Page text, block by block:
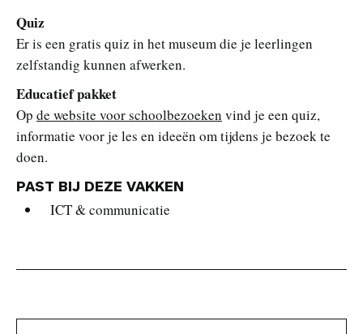
Quiz
Er is een gratis quiz in het museum die je leerlingen
zelfstandig kunnen afwerken.
Educatief pakket
Op de website voor schoolbezoeken vind je een quiz,
informatie voor je les en ideeën om tijdens je bezoek te
doen.
PAST BIJ DEZE VAKKEN
ICT & communicatie